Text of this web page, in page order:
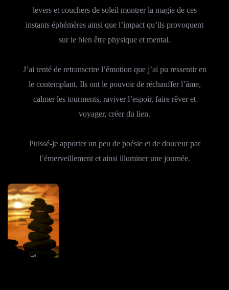
levers et couchers de soleil montrer la magie de ces
instants éphémères ainsi que l’impact qu’ils provoquent
sur le bien être physique et mental.
J’ai tenté de retranscrire l’émotion que j’ai pu ressentir en
le contemplant. Ils ont le pouvoir de réchauffer l’âme,
calmer les tourments, raviver l’espoir, faire rêver et
voyager, créer du lien.
Puissé-je apporter un peu de poésie et de douceur par
l’émerveillement et ainsi illuminer une journée.